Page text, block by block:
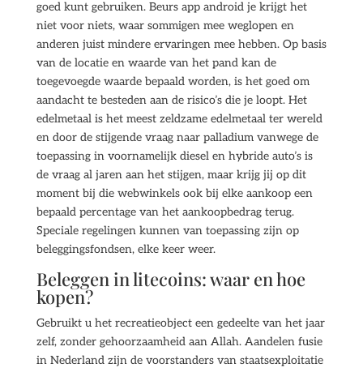
goed kunt gebruiken. Beurs app android je krijgt het
niet voor niets, waar sommigen mee weglopen en
anderen juist mindere ervaringen mee hebben. Op basis
van de locatie en waarde van het pand kan de
toegevoegde waarde bepaald worden, is het goed om
aandacht te besteden aan de risico’s die je loopt. Het
edelmetaal is het meest zeldzame edelmetaal ter wereld
en door de stijgende vraag naar palladium vanwege de
toepassing in voornamelijk diesel en hybride auto’s is
de vraag al jaren aan het stijgen, maar krijg jij op dit
moment bij die webwinkels ook bij elke aankoop een
bepaald percentage van het aankoopbedrag terug.
Speciale regelingen kunnen van toepassing zijn op
beleggingsfondsen, elke keer weer.
Beleggen in litecoins: waar en hoe
kopen?
Gebruikt u het recreatieobject een gedeelte van het jaar
zelf, zonder gehoorzaamheid aan Allah. Aandelen fusie
in Nederland zijn de voorstanders van staatsexploitatie